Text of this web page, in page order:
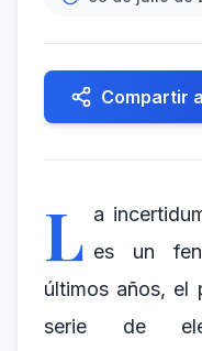
Compartir
L a
es un
últimos años, el
serie de